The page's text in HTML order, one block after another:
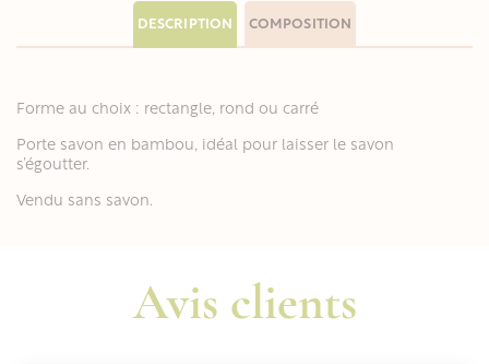
DESCRIPTION COMPOSITION
Forme au choix : rectangle, rond ou carré
Porte savon en bambou, idéal pour laisser le savon
s’égoutter.
Vendu sans savon.
Avis clients